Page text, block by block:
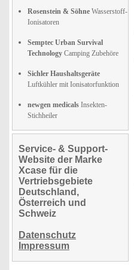
Rosenstein & Söhne Wasserstoff-
Ionisatoren
Semptec Urban Survival
Technology Camping Zubehöre
Sichler Haushaltsgeräte
Luftkühler mit Ionisatorfunktion
newgen medicals Insekten-
Stichheiler
Service- & Support-
Website der Marke
Xcase für die
Vertriebsgebiete
Deutschland,
Österreich und
Schweiz
Datenschutz
Impressum